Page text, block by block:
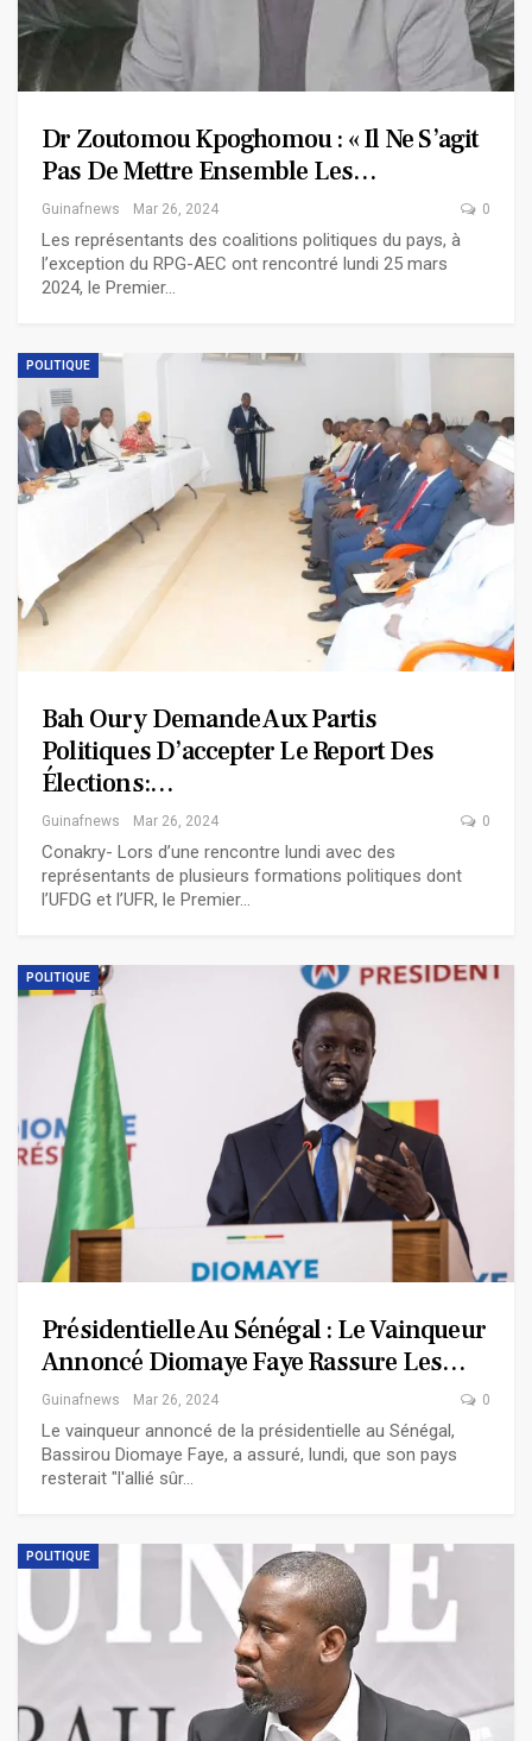
Dr Zoutomou Kpoghomou : « Il Ne S’agit
Pas De Mettre Ensemble Les…
Guinafnews Mar 26, 2024 0
Les représentants des coalitions politiques du pays, à
l’exception du RPG-AEC ont rencontré lundi 25 mars
2024, le Premier…
POLITIQUE
Bah Oury Demande Aux Partis
Politiques D’accepter Le Report Des
Élections:…
Guinafnews Mar 26, 2024 0
Conakry- Lors d’une rencontre lundi avec des
représentants de plusieurs formations politiques dont
l’UFDG et l’UFR, le Premier…
POLITIQUE
Présidentielle Au Sénégal : Le Vainqueur
Annoncé Diomaye Faye Rassure Les…
Guinafnews Mar 26, 2024 0
Le vainqueur annoncé de la présidentielle au Sénégal,
Bassirou Diomaye Faye, a assuré, lundi, que son pays
resterait "l'allié sûr…
POLITIQUE